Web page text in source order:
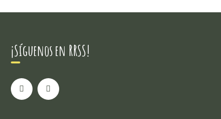
¡Síguenos en RRSS!